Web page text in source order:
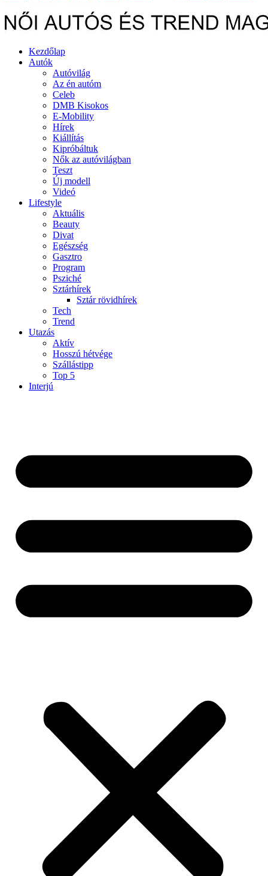
Kezdőlap
Autók
Autóvilág
Az én autóm
Celeb
DMB Kisokos
E-Mobility
Hírek
Kiállítás
Kipróbáltuk
Nők az autóvilágban
Teszt
Új modell
Videó
Lifestyle
Aktuális
Beauty
Divat
Egészség
Gasztro
Program
Psziché
Sztárhírek
Sztár rövidhírek
Tech
Trend
Utazás
Aktív
Hosszú hétvége
Szállástipp
Top 5
Interjú